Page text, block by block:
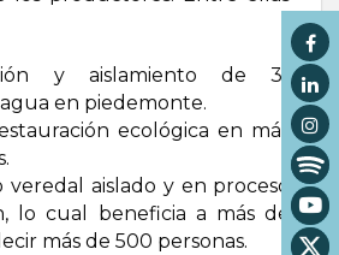
y aislamiento de 31
en piedemonte.
ecológica en más
veredal aislado y en proceso
lo cual beneficia a más de
más de 500 personas.